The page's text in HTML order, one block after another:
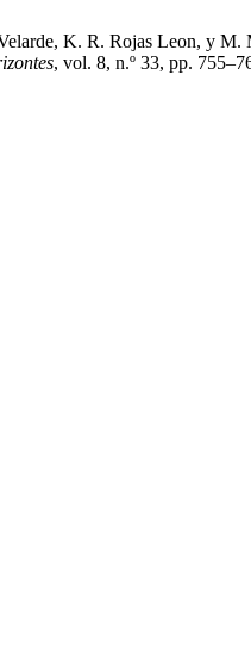
K. R. Rojas Leon, y
, vol. 8, n.º 33, pp.